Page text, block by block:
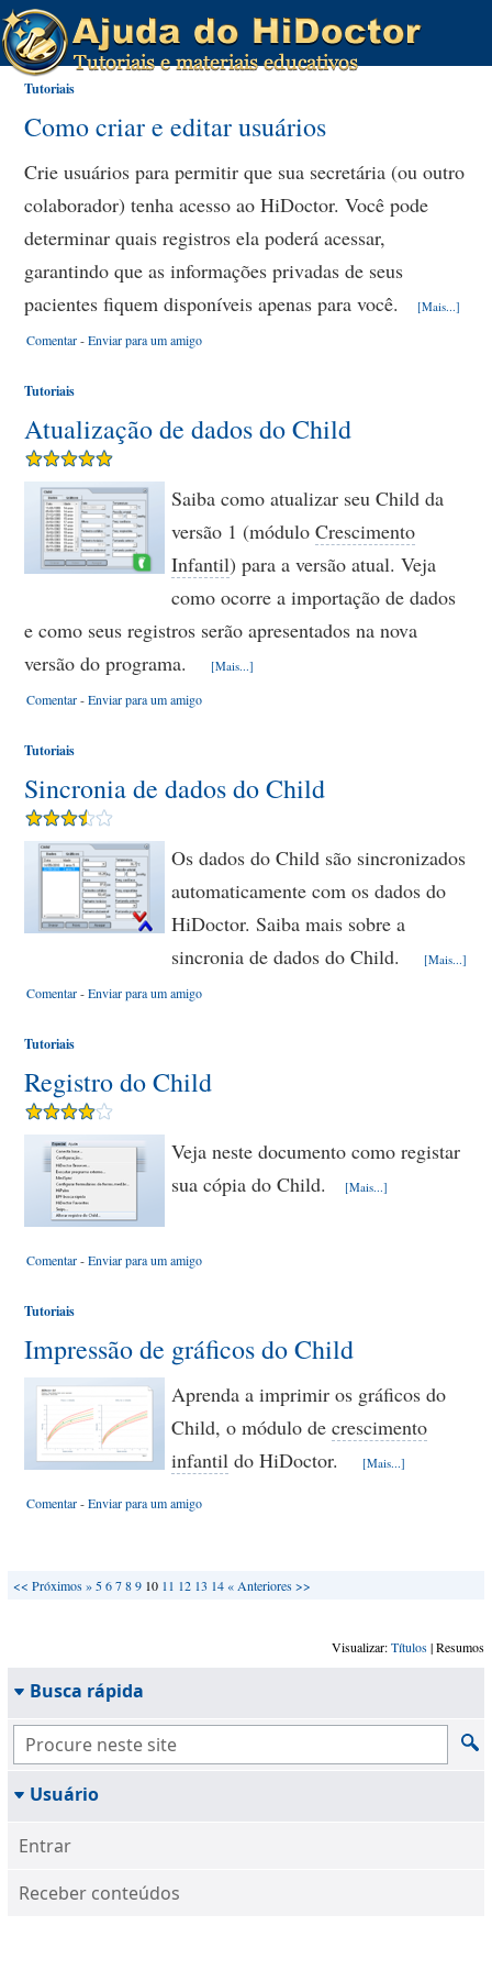
Tutoriais
Como criar e editar usuários
Crie usuários para permitir que sua secretária (ou outro
colaborador) tenha acesso ao HiDoctor. Você pode
determinar quais registros ela poderá acessar,
garantindo que as informações privadas de seus
pacientes fiquem disponíveis apenas para você.
[Mais...]
Comentar-Enviar para um amigo
Tutoriais
Atualização de dados do Child
Saiba como atualizar seu Child da
versão 1 (módulo Crescimento
Infantil) para a versão atual. Veja
como ocorre a importação de dados
e como seus registros serão apresentados na nova
versão do programa.
[Mais...]
Comentar-Enviar para um amigo
Tutoriais
Sincronia de dados do Child
Os dados do Child são sincronizados
automaticamente com os dados do
HiDoctor. Saiba mais sobre a
sincronia de dados do Child.
[Mais...]
Comentar-Enviar para um amigo
Tutoriais
Registro do Child
Veja neste documento como registar
sua cópia do Child.
[Mais...]
Comentar-Enviar para um amigo
Tutoriais
Impressão de gráficos do Child
Aprenda a imprimir os gráficos do
Child, o módulo de crescimento
infantil do HiDoctor. [Mais...]
Comentar-Enviar para um amigo
<< Próximos » 56789 10 11 12 13 14« Anteriores>>
Visualizar:Títulos| Resumos
Busca rápida
Usuário
Entrar
Receber conteúdos